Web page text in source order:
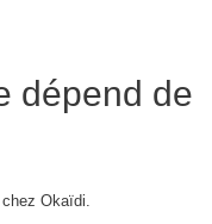
dépend de
Okaïdi.